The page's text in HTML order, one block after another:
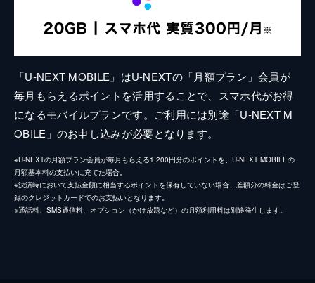
「U-NEXT MOBILE」はU-NEXTの「月額プラン」会員が
毎月もらえるポイントを活用することで、スマホ代がお得
になるモバイルプランです。ご利用には別途「U-NEXT M
OBILE」のお申し込みが必要となります。
※U-NEXTの月額プラン会員が毎月もらえる1,200円分のポイントを、U-NEXT MOBILEの
月額基本料の支払いに充てた場合。
※決済時において支払金額に相当するポイントを保有していない場合、差額分の料金はご登
録のクレジットカードでのお支払いとなります。
※通話料、SMS通信料、オプション（かけ放題など）の月額利用料は別途発生します。